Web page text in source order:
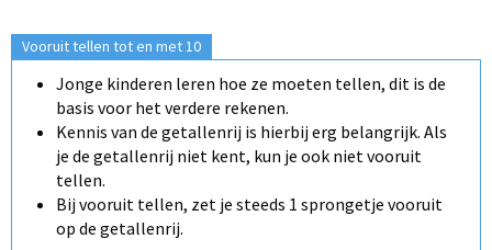
Vooruit tellen tot en met 10
Jonge kinderen leren hoe ze moeten tellen, dit is de
basis voor het verdere rekenen.
Kennis van de getallenrij is hierbij erg belangrijk. Als
je de getallenrij niet kent, kun je ook niet vooruit
tellen.
Bij vooruit tellen, zet je steeds 1 sprongetje vooruit
op de getallenrij.